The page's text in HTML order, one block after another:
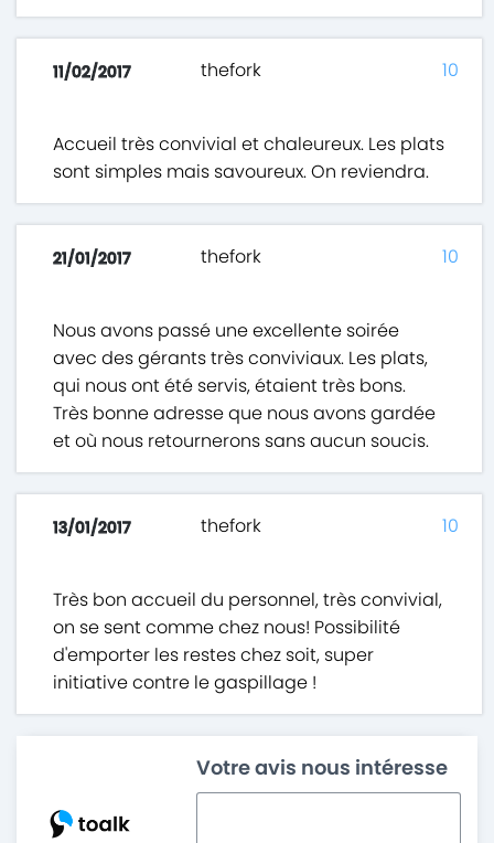
11/02/2017 thefork
Accueil très convivial et chaleureux. Les plats
sont simples mais savoureux. On reviendra.
10
21/01/2017 thefork
Nous avons passé une excellente soirée
avec des gérants très conviviaux. Les plats,
qui nous ont été servis, étaient très bons.
Très bonne adresse que nous avons gardée
et où nous retournerons sans aucun soucis.
10
13/01/2017 thefork
Très bon accueil du personnel, très convivial,
on se sent comme chez nous! Possibilité
d'emporter les restes chez soit, super
initiative contre le gaspillage !
10
Votre avis nous intéresse